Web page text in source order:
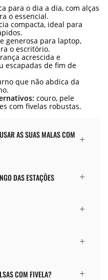
para o dia a dia, com alças
o essencial.
compacta, ideal para
generosa para laptop,
o escritório.
acrescida e
escapadas de fim de
que não abdica da
couro, pele
com fivelas robustas.
AS SUAS MALAS COM
DAS ESTAÇÕES
COM FIVELA?